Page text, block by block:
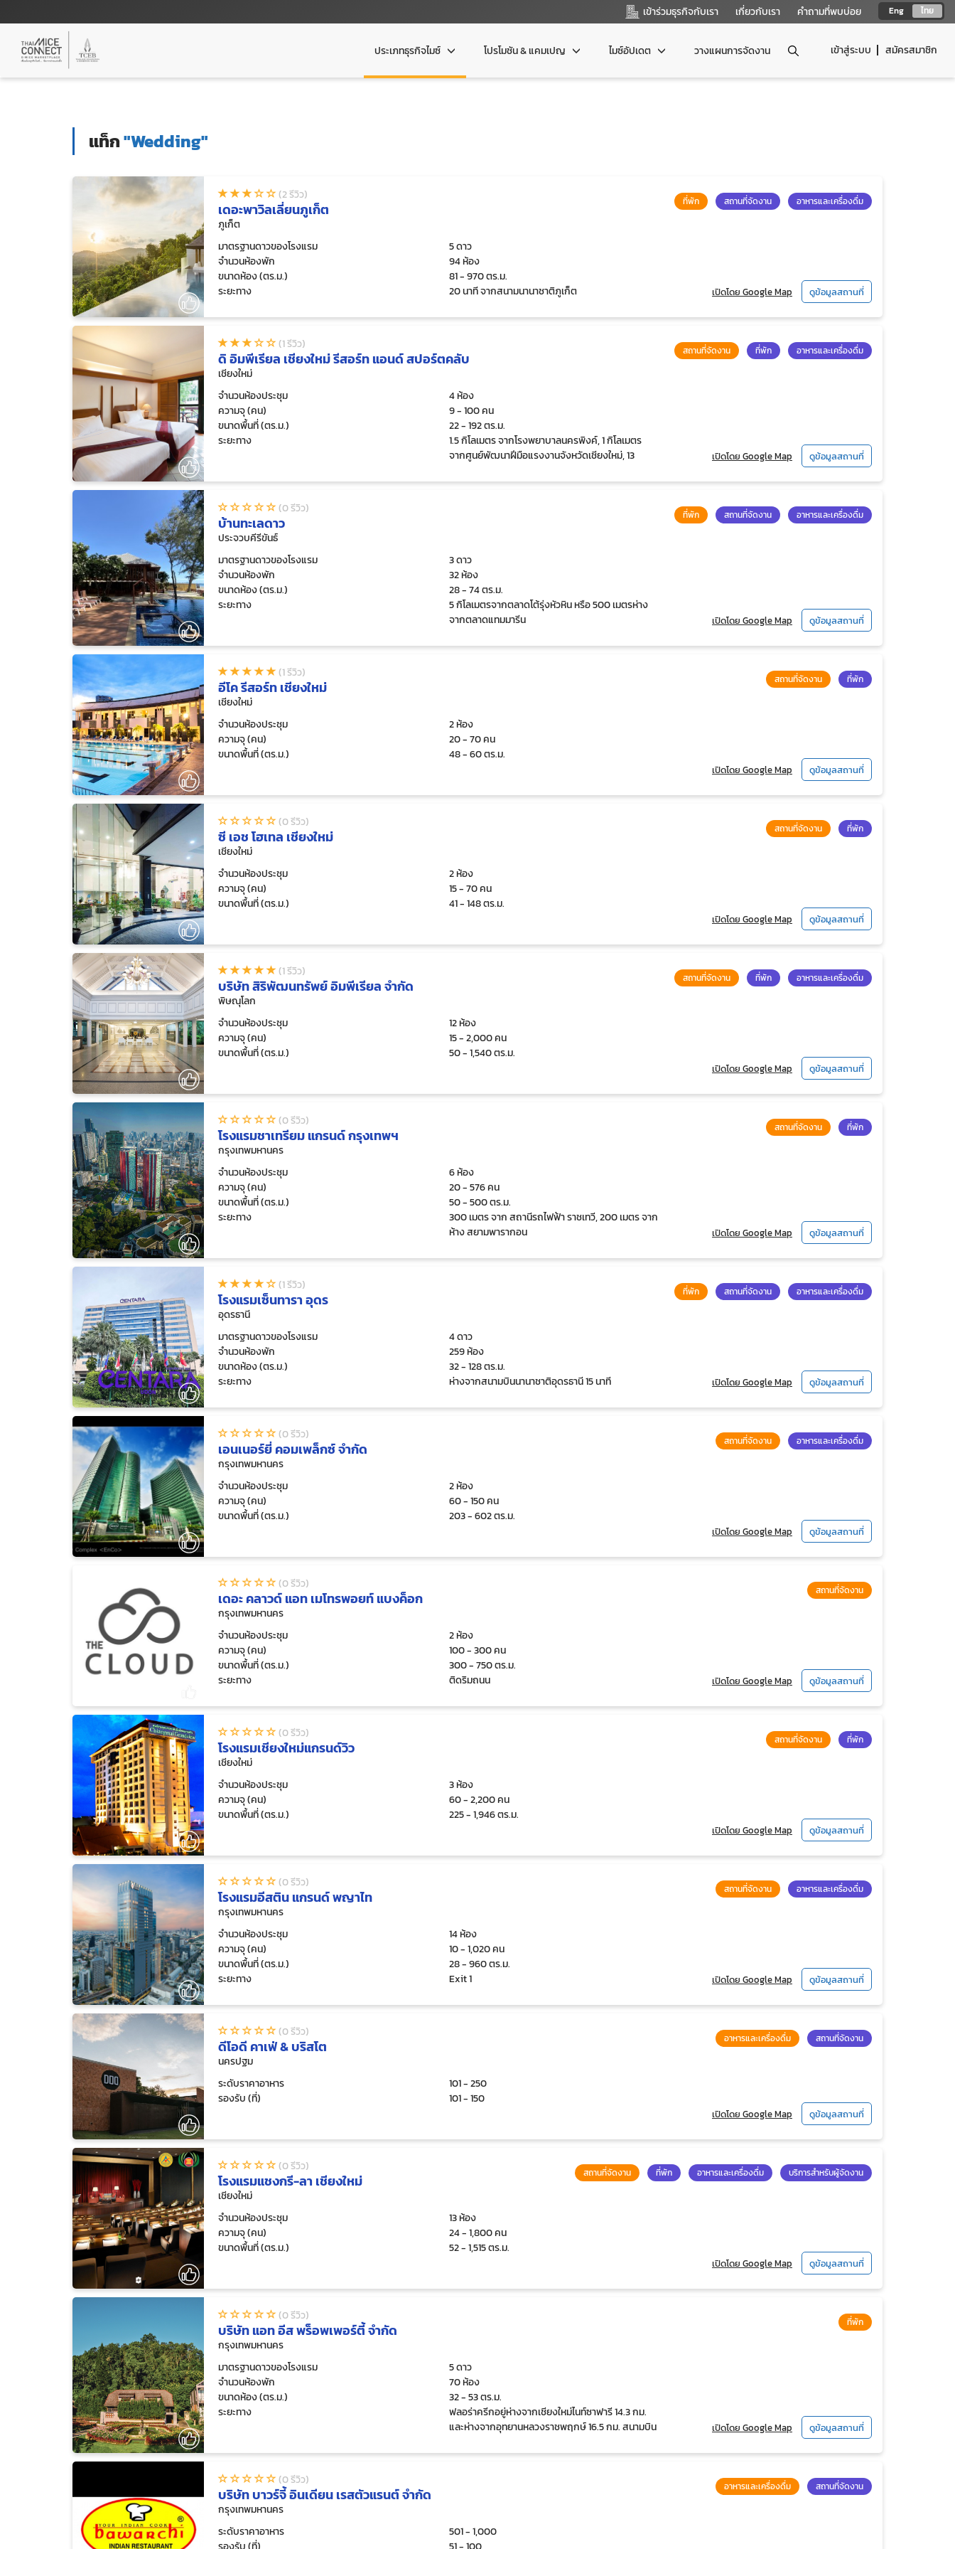
Eng ไทย
เข้าร่วมธุรกิจกับเรา เกี่ยวกับเรา คำถามที่พบบ่อย
เข้าสู่ระบบ สมัครสมาชิก
ประเภทธุรกิจไมซ์ โปรโมชัน & แคมเปญ ไมซ์อัปเดต วางแผนการจัดงาน
แท็ก"Wedding"
(2 รีวิว)
เดอะพาวิลเลี่ยนภูเก็ต
ภูเก็ต
ที่พัก สถานที่จัดงาน อาหารและเครื่องดื่ม
มาตรฐานดาวของโรงแรม
5 ดาว
จำนวนห้องพัก
94 ห้อง
ขนาดห้อง (ตร.ม.)
81 - 970 ตร.ม.
ระยะทาง
20 นาที จากสนามนานาชาติภูเก็ต เปิดโดย Google Map ดูข้อมูลสถานที่
(1 รีวิว)
ดิ อิมพีเรียล เชียงใหม่ รีสอร์ท แอนด์ สปอร์ตคลับ
เชียงใหม่
สถานที่จัดงาน ที่พัก อาหารและเครื่องดื่ม
จำนวนห้องประชุม
4 ห้อง
ความจุ (คน)
9 - 100 คน
ขนาดพื้นที่ (ตร.ม.)
22 - 192 ตร.ม.
ระยะทาง
1.5 กิโลเมตร จากโรงพยาบาลนครพิงค์, 1 กิโลเมตร
จากศูนย์พัฒนาฝีมือแรงงานจังหวัดเชียงใหม่, 13
เปิดโดย Google Map ดูข้อมูลสถานที่
(0 รีวิว)
บ้านทะเลดาว
ประจวบคีรีขันธ์
ที่พัก สถานที่จัดงาน อาหารและเครื่องดื่ม
มาตรฐานดาวของโรงแรม
3 ดาว
จำนวนห้องพัก
32 ห้อง
ขนาดห้อง (ตร.ม.)
28 - 74 ตร.ม.
ระยะทาง
5 กิโลเมตรจากตลาดโต้รุ่งหัวหิน หรือ 500 เมตรห่าง
จากตลาดแทมมารีน
เปิดโดย Google Map ดูข้อมูลสถานที่
(1 รีวิว)
อีโค รีสอร์ท เชียงใหม่
เชียงใหม่
สถานที่จัดงาน ที่พัก
จำนวนห้องประชุม
2 ห้อง
ความจุ (คน)
20 - 70 คน
ขนาดพื้นที่ (ตร.ม.)
48 - 60 ตร.ม.
เปิดโดย Google Map ดูข้อมูลสถานที่
(0 รีวิว)
ซี เอช โฮเทล เชียงใหม่
เชียงใหม่
สถานที่จัดงาน ที่พัก
จำนวนห้องประชุม
2 ห้อง
ความจุ (คน)
15 - 70 คน
ขนาดพื้นที่ (ตร.ม.)
41 - 148 ตร.ม.
เปิดโดย Google Map ดูข้อมูลสถานที่
(1 รีวิว)
บริษัท สิริพัฒนทรัพย์ อิมพีเรียล จำกัด
พิษณุโลก
สถานที่จัดงาน ที่พัก อาหารและเครื่องดื่ม
จำนวนห้องประชุม
12 ห้อง
ความจุ (คน)
15 - 2,000 คน
ขนาดพื้นที่ (ตร.ม.)
50 - 1,540 ตร.ม.
เปิดโดย Google Map ดูข้อมูลสถานที่
(0 รีวิว)
โรงแรมชาเทรียม แกรนด์ กรุงเทพฯ
กรุงเทพมหานคร
สถานที่จัดงาน ที่พัก
จำนวนห้องประชุม
6 ห้อง
ความจุ (คน)
20 - 576 คน
ขนาดพื้นที่ (ตร.ม.)
50 - 500 ตร.ม.
ระยะทาง
300 เมตร จาก สถานีรถไฟฟ้า ราชเทวี, 200 เมตร จาก
ห้าง สยามพารากอน
เปิดโดย Google Map ดูข้อมูลสถานที่
(1 รีวิว)
โรงแรมเซ็นทารา อุดร
อุดรธานี
ที่พัก สถานที่จัดงาน อาหารและเครื่องดื่ม
มาตรฐานดาวของโรงแรม
4 ดาว
จำนวนห้องพัก
259 ห้อง
ขนาดห้อง (ตร.ม.)
32 - 128 ตร.ม.
ระยะทาง
ห่างจากสนามบินนานาชาติอุดรธานี 15 นาที เปิดโดย Google Map ดูข้อมูลสถานที่
(0 รีวิว)
เอนเนอร์ยี่ คอมเพล็กซ์ จำกัด
กรุงเทพมหานคร
สถานที่จัดงาน อาหารและเครื่องดื่ม
จำนวนห้องประชุม
2 ห้อง
ความจุ (คน)
60 - 150 คน
ขนาดพื้นที่ (ตร.ม.)
203 - 602 ตร.ม.
เปิดโดย Google Map ดูข้อมูลสถานที่
(0 รีวิว)
เดอะ คลาวด์ แอท เมโทรพอยท์ แบงค็อก
กรุงเทพมหานคร
สถานที่จัดงาน
จำนวนห้องประชุม
2 ห้อง
ความจุ (คน)
100 - 300 คน
ขนาดพื้นที่ (ตร.ม.)
300 - 750 ตร.ม.
ระยะทาง
ติดริมถนน เปิดโดย Google Map ดูข้อมูลสถานที่
(0 รีวิว)
โรงแรมเชียงใหม่แกรนด์วิว
เชียงใหม่
สถานที่จัดงาน ที่พัก
จำนวนห้องประชุม
3 ห้อง
ความจุ (คน)
60 - 2,200 คน
ขนาดพื้นที่ (ตร.ม.)
225 - 1,946 ตร.ม.
เปิดโดย Google Map ดูข้อมูลสถานที่
(0 รีวิว)
โรงแรมอีสติน แกรนด์ พญาไท
กรุงเทพมหานคร
สถานที่จัดงาน อาหารและเครื่องดื่ม
จำนวนห้องประชุม
14 ห้อง
ความจุ (คน)
10 - 1,020 คน
ขนาดพื้นที่ (ตร.ม.)
28 - 960 ตร.ม.
ระยะทาง
Exit 1 เปิดโดย Google Map ดูข้อมูลสถานที่
(0 รีวิว)
ดีโอดี คาเฟ่ & บริสโต
นครปฐม
อาหารและเครื่องดื่ม สถานที่จัดงาน
ระดับราคาอาหาร
101 - 250
รองรับ (ที่)
101 - 150
เปิดโดย Google Map ดูข้อมูลสถานที่
(0 รีวิว)
โรงแรมแชงกรี-ลา เชียงใหม่
เชียงใหม่
สถานที่จัดงาน ที่พัก อาหารและเครื่องดื่ม บริการสำหรับผู้จัดงาน
จำนวนห้องประชุม
13 ห้อง
ความจุ (คน)
24 - 1,800 คน
ขนาดพื้นที่ (ตร.ม.)
52 - 1,515 ตร.ม.
เปิดโดย Google Map ดูข้อมูลสถานที่
(0 รีวิว)
บริษัท แอท อีส พร็อพเพอร์ตี้ จำกัด
กรุงเทพมหานคร
ที่พัก
มาตรฐานดาวของโรงแรม
5 ดาว
จำนวนห้องพัก
70 ห้อง
ขนาดห้อง (ตร.ม.)
32 - 53 ตร.ม.
ระยะทาง
ฟลอร่าครีกอยู่ห่างจากเชียงใหม่ไนท์ซาฟารี 14.3 กม.
และห่างจากอุทยานหลวงราชพฤกษ์ 16.5 กม. สนามบิน
เปิดโดย Google Map ดูข้อมูลสถานที่
(0 รีวิว)
บริษัท บาวร์จี้ อินเดียน เรสตัวแรนต์ จำกัด
กรุงเทพมหานคร
อาหารและเครื่องดื่ม สถานที่จัดงาน
ระดับราคาอาหาร
501 - 1,000